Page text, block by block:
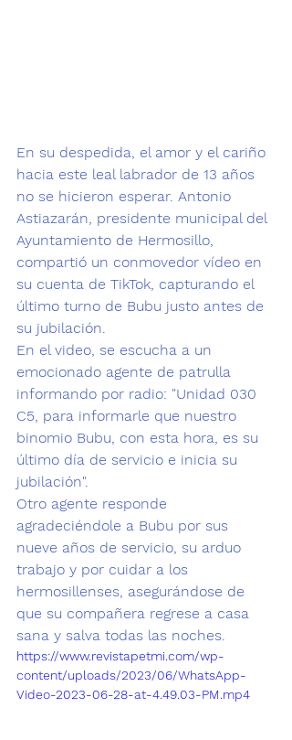
En su despedida, el amor y el cariño
hacia este leal labrador de 13 años
no se hicieron esperar. Antonio
Astiazarán, presidente municipal del
Ayuntamiento de Hermosillo,
compartió un conmovedor vídeo en
su cuenta de TikTok, capturando el
último turno de Bubu justo antes de
su jubilación.
En el video, se escucha a un
emocionado agente de patrulla
informando por radio: "Unidad 030
C5, para informarle que nuestro
binomio Bubu, con esta hora, es su
último día de servicio e inicia su
jubilación".
Otro agente responde
agradeciéndole a Bubu por sus
nueve años de servicio, su arduo
trabajo y por cuidar a los
hermosillenses, asegurándose de
que su compañera regrese a casa
sana y salva todas las noches.
https://www.revistapetmi.com/wp-
content/uploads/2023/06/WhatsApp-
Video-2023-06-28-at-4.49.03-PM.mp4